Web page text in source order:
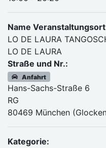
Name
LO DE LAURA
LO DE LAURA
Straße und Nr.:
Anfahrt
Hans-Sachs-Straße 6
RG
80469 München
Kategorie: